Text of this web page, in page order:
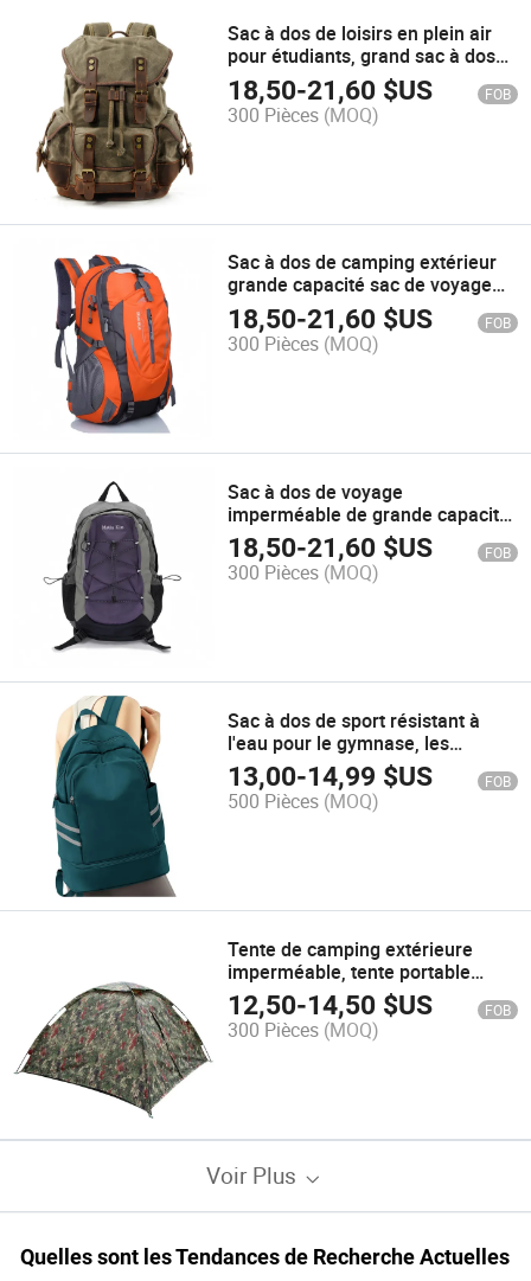
Sac à dos de loisirs en plein air
pour étudiants, grand sac à dos
de voyage à grande capacité
18,50-21,60 $US FOB
300 Pièces (MOQ)
Sac à dos de camping extérieur
grande capacité sac de voyage
imperméable H39
18,50-21,60 $US FOB
300 Pièces (MOQ)
Sac à dos de voyage
imperméable de grande capacité
pour camping en plein air H43
18,50-21,60 $US FOB
300 Pièces (MOQ)
Sac à dos de sport résistant à
l'eau pour le gymnase, les
activités de plein air, le camping,
les voyages, l'ordinateur portable
et l'école
13,00-14,99 $US FOB
500 Pièces (MOQ)
Tente de camping extérieure
imperméable, tente portable
pliable, abri solaire Ten33
12,50-14,50 $US FOB
300 Pièces (MOQ)
Voir Plus
Quelles sont les Tendances de Recherche Actuelles